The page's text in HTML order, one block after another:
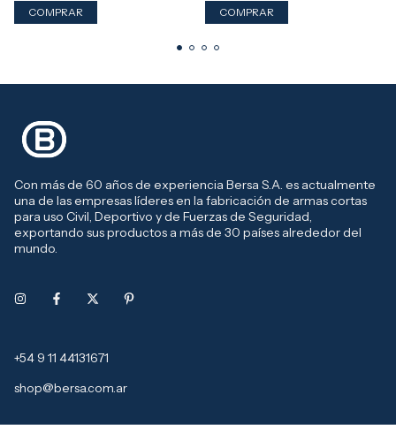
Con más de 60 años de experiencia Bersa S.A. es actualmente
una de las empresas líderes en la fabricación de armas cortas
para uso Civil, Deportivo y de Fuerzas de Seguridad,
exportando sus productos a más de 30 países alrededor del
mundo.
+54 9 11 44131671
shop@bersa.com.ar